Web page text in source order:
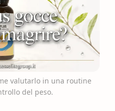
valutarlo in una routine
del peso.